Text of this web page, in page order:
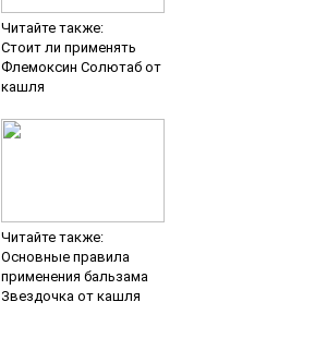
Читайте также:
Стоит ли применять
Флемоксин Солютаб от
кашля
Читайте также:
Основные правила
применения бальзама
Звездочка от кашля